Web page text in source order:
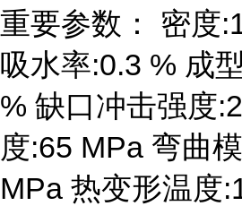
重要参数： 密度
吸水率:0.3 % 成
% 缺口冲击强度
度:65 MPa 弯曲
MPa 热变形温度